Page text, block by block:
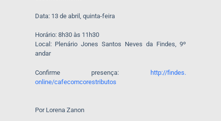
Data: 13 de abril, quinta-feira
Horário: 8h30 às 11h30
Local: Plenário Jones Santos Neves da Findes, 9º
andar
Confirme presença: http://findes.
online/cafecomcorestributos
Por Lorena Zanon